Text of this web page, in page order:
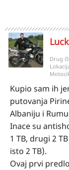
Drug
Kupio sam ih
putovanja
Albaniju i
Inace su
1 TB, drugi 2
isto 2 TB).
Ovaj prvi